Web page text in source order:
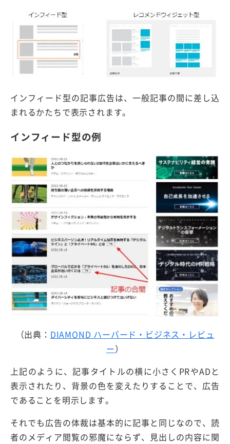
インフィード型の記事広告は、一般記事の間に差し込
まれるかたちで表示されます。
インフィード型の例
（出典： DIAMOND ハーバード・ビジネス・レビュ
ー）
上記のように、記事タイトルの横に小さくPRやADと
表示されたり、背景の色を変えたりすることで、広告
であることを明示します。
それでも広告の体裁は基本的に記事と同じなので、読
者のメディア閲覧の邪魔にならず、見出しの内容に関